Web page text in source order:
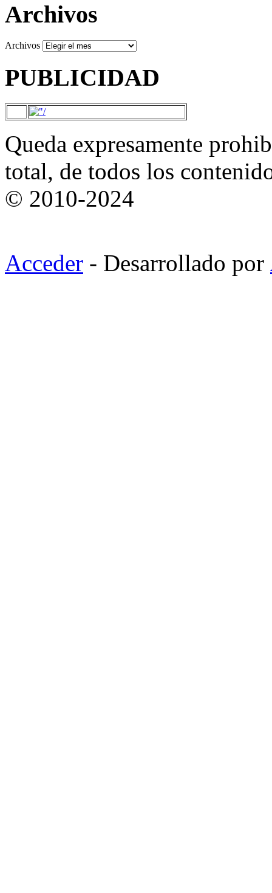
Archivos
Archivos
PUBLICIDAD
Queda expresamente
total, de todos los
© 2010-2024
Acceder - Desarrollado por